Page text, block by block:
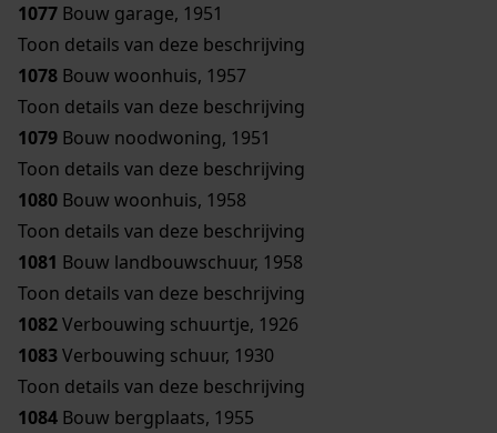
1077 Bouw garage, 1951
Toon details van deze beschrijving
1078 Bouw woonhuis, 1957
Toon details van deze beschrijving
1079 Bouw noodwoning, 1951
Toon details van deze beschrijving
1080 Bouw woonhuis, 1958
Toon details van deze beschrijving
1081 Bouw landbouwschuur, 1958
Toon details van deze beschrijving
1082Verbouwing schuurtje, 1926
1083Verbouwing schuur, 1930
Toon details van deze beschrijving
1084 Bouw bergplaats, 1955